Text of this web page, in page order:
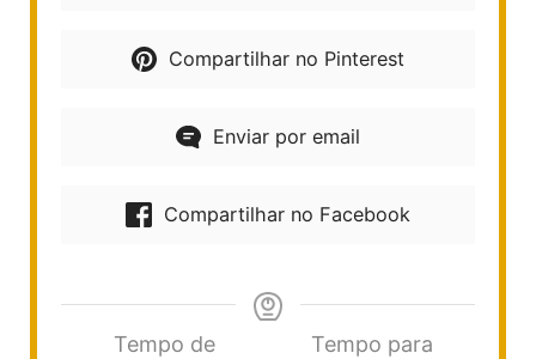
Compartilhar no Pinterest
Enviar por email
Compartilhar no Facebook
Tempo de
Tempo para